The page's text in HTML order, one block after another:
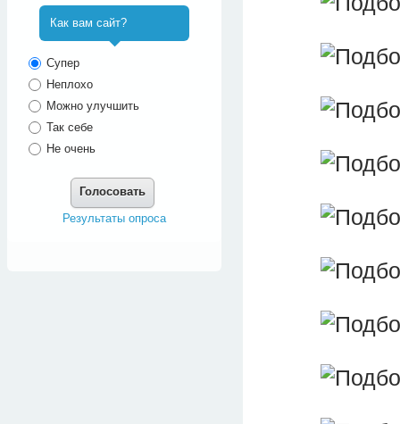
Как вам сайт?
Супер
Неплохо
Можно улучшить
Так себе
Не очень
Голосовать
Результаты опроса